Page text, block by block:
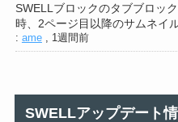
SWELLブロックのタブブロッ
時、2ページ目以降のサムネイ
: ame, 1週間前
SWELLアップデート